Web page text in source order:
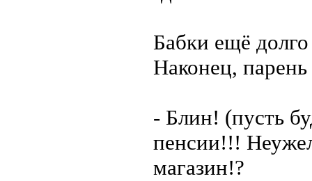
Бабки ещё
Наконец,
- Блин! (пусть
пенсии!!!
магазин!?